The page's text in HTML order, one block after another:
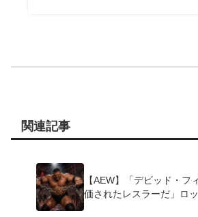
関連記事
【AEW】「デビッド・フ
価されたレスラーだ」ロ